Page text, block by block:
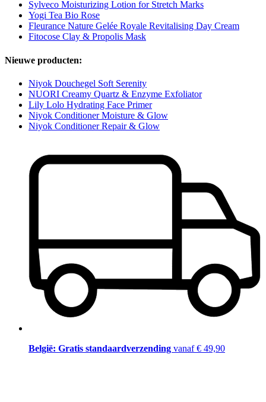
Sylveco Moisturizing Lotion for Stretch Marks
Yogi Tea Bio Rose
Fleurance Nature Gelée Royale Revitalising Day Cream
Fitocose Clay & Propolis Mask
Nieuwe producten:
Niyok Douchegel Soft Serenity
NUORI Creamy Quartz & Enzyme Exfoliator
Lily Lolo Hydrating Face Primer
Niyok Conditioner Moisture & Glow
Niyok Conditioner Repair & Glow
België: Gratis standaardverzending vanaf € 49,90